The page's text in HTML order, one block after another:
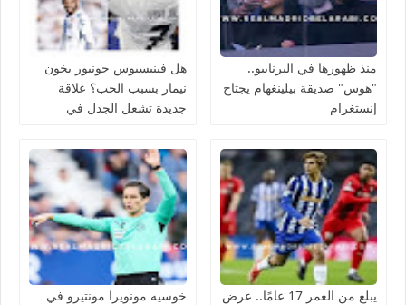
منذ ظهورها في البرنابيو..
"هوس" صديقة بيلينغهام يجتاح
إنستغرام
هل فينيسيوس جونيور يخون
نيمار بسبب الحب؟ علاقة
جديدة تشعل الجدل في
يبلغ من العمر 17 عامًا.. عرض
خوسيه مونويرا مونتيرو في